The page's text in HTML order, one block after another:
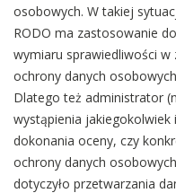
osobowych. W takiej
RODO ma zastosowanie
wymiaru sprawiedliwości w
ochrony danych
Dlatego też administrator
wystąpienia
dokonania oceny, czy
ochrony danych
dotyczyło przetwarzania